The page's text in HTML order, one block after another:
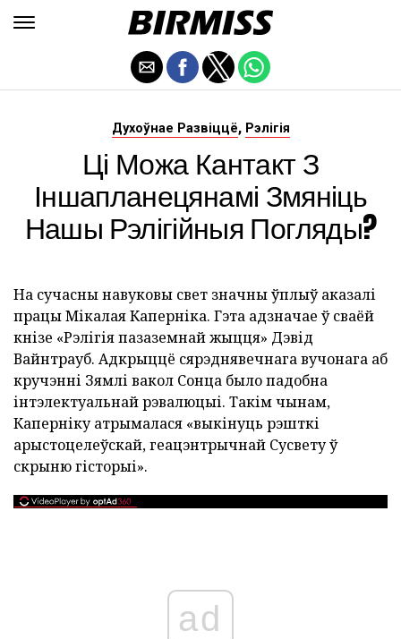
Духоўнае Развіццё, Рэлігія
Ці Можа Кантакт З
Іншапланецянамі Змяніць
Нашы Рэлігійныя Погляды?
На сучасны навуковы свет значны ўплыў аказалі
працы Мікалая Каперніка. Гэта адзначае ў сваёй
кнізе «Рэлігія пазаземнай жыцця» Дэвід
Вайнтрауб. Адкрыццё сярэднявечнага вучонага аб
кручэнні Зямлі вакол Сонца было падобна
інтэлектуальнай рэвалюцыі. Такім чынам,
Каперніку атрымалася «выкінуць рэшткі
арыстоцелеўскай, геацэнтрычнай Сусвету ў
скрыню гісторыі».
ad